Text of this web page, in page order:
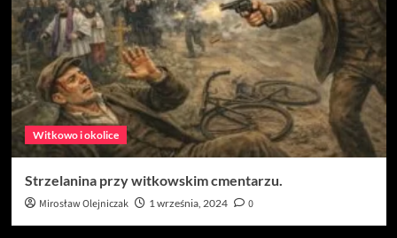
Witkowo i okolice
Strzelanina przy witkowskim cmentarzu.
Mirosław Olejniczak 1 września, 2024 0